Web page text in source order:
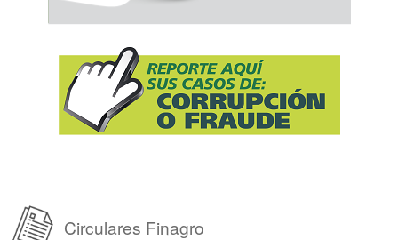
Circulares Finagro